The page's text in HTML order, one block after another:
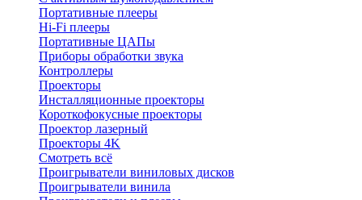
Портативные плееры
Hi-Fi плееры
Портативные ЦАПы
Приборы обработки звука
Контроллеры
Проекторы
Инсталляционные проекторы
Короткофокусные проекторы
Проектор лазерный
Проекторы 4K
Смотреть всё
Проигрыватели виниловых дисков
Проигрыватели винила